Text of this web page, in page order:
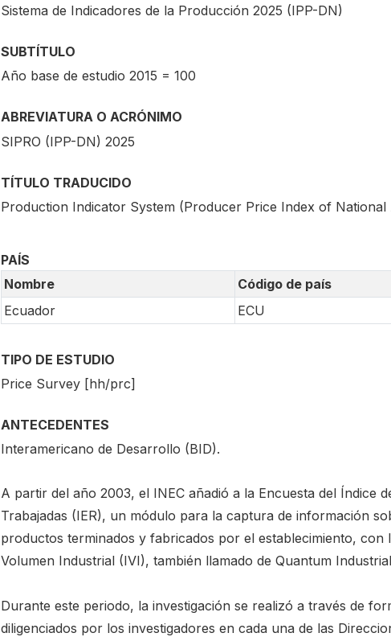
Sistema de Indicadores de la Producción 2025 (IPP-DN)
SUBTÍTULO
Año base de estudio 2015 = 100
ABREVIATURA O ACRÓNIMO
SIPRO (IPP-DN) 2025
TÍTULO TRADUCIDO
Production Indicator System (Producer Price Index of National
PAÍS
Nombre
Código de país
Ecuador
ECU
TIPO DE ESTUDIO
Price Survey [hh/prc]
ANTECEDENTES
Interamericano de Desarrollo (BID).
A partir del año 2003, el INEC añadió a la Encuesta del Índice
Trabajadas (IER), un módulo para la captura de información
productos terminados y fabricados por el establecimiento, con
Volumen Industrial (IVI), también llamado de Quantum
Durante este periodo, la investigación se realizó a través de
diligenciados por los investigadores en cada una de las